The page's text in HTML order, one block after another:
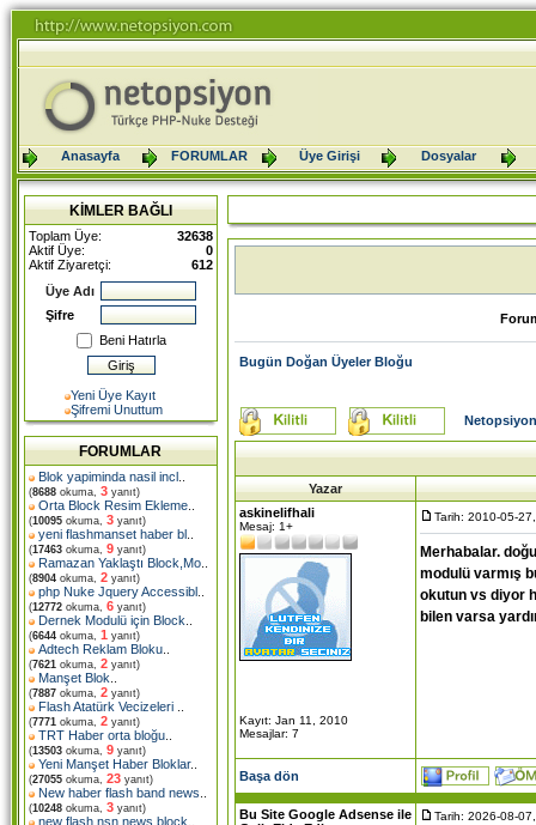
Anasayfa FORUMLAR Üye Girişi Dosyalar
KİMLER BAĞLI
Toplam Üye:
32638
Aktif Üye:
0
Aktif Ziyaretçi:
612
Üye Adı
Şifre
Beni Hatırla
Yeni Üye Kayıt
Şifremi Unuttum
FORUMLAR
Blok yapiminda nasil incl
(8688 okuma, 3 yanıt)
Orta Block Resim Ekleme
(10095 okuma, 3 yanıt)
yeni flashmanset haber bl
(17463 okuma, 9 yanıt)
Ramazan Yaklaştı Block,Mo
(8904 okuma, 2 yanıt)
php Nuke Jquery Accessibl
(12772 okuma, 6 yanıt)
Dernek Modulü için Block
(6644 okuma, 1 yanıt)
Adtech Reklam Bloku
(7621 okuma, 2 yanıt)
Manşet Blok
(7887 okuma, 2 yanıt)
Flash Atatürk Vecizeleri
(7771 okuma, 2 yanıt)
TRT Haber orta bloğu
(13503 okuma, 9 yanıt)
Yeni Manşet Haber Bloklar..
(27055 okuma, 23 yanıt)
New haber flash band news
(10248 okuma, 3 yanıt)
new flash nsn news block
Bugün Doğan Üyeler Bloğu
Yazar
askinelifhali
Mesaj: 1+
Kayıt: Jan 11, 2010
Mesajlar: 7
Tarih: 2010-05-
Merhabalar.
modulü varmış
okutun vs diyor
bilen varsa
Başa dön
Bu Site Google Adsense ile
Tarih: 2026-08-